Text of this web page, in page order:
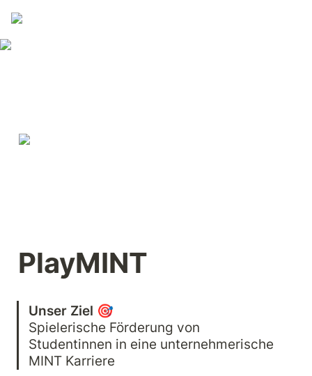
PlayMINT
Unser Ziel 🎯
Spielerische Förderung von
Studentinnen in eine unternehmerische
MINT Karriere